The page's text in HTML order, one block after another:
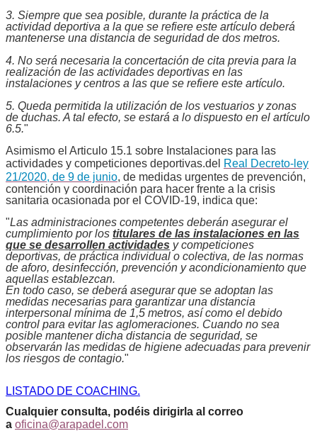
3. Siempre que sea posible, durante la práctica de la
actividad deportiva a la que se refiere este artículo deberá
mantenerse una distancia de seguridad de dos metros.
4. No será necesaria la concertación de cita previa para la
realización de las actividades deportivas en las
instalaciones y centros a las que se refiere este artículo.
5. Queda permitida la utilización de los vestuarios y zonas
de duchas. A tal efecto, se estará a lo dispuesto en el artículo
6.5."
Asimismo el Articulo 15.1 sobre Instalaciones para las
actividades y competiciones deportivas.del Real Decreto-ley
21/2020, de 9 de junio, de medidas urgentes de prevención,
contención y coordinación para hacer frente a la crisis
sanitaria ocasionada por el COVID-19, indica que:
"Las administraciones competentes deberán asegurar el
cumplimiento por los titulares de las instalaciones en las
que se desarrollen actividades y competiciones
deportivas, de práctica individual o colectiva, de las normas
de aforo, desinfección, prevención y acondicionamiento que
aquellas establezcan.
En todo caso, se deberá asegurar que se adoptan las
medidas necesarias para garantizar una distancia
interpersonal mínima de 1,5 metros, así como el debido
control para evitar las aglomeraciones. Cuando no sea
posible mantener dicha distancia de seguridad, se
observarán las medidas de higiene adecuadas para prevenir
los riesgos de contagio."
LISTADO DE COACHING.
Cualquier consulta, podéis dirigirla al correo
a oficina@arapadel.com